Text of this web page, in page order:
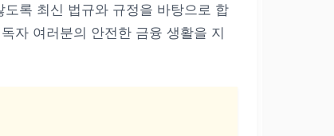
록 최신 법규와 규정을 바탕으로 합
자 여러분의 안전한 금융 생활을 지